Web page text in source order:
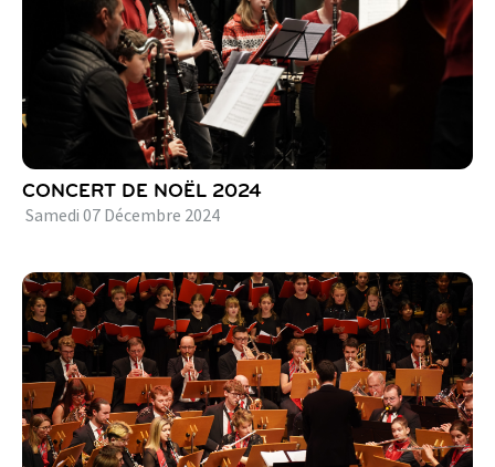
CONCERT DE NOËL 2024
Samedi 07 Décembre 2024